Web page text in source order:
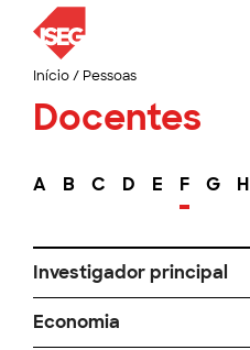
Início/ Pessoas
Docentes
A B C D E F G H
Investigador principal
Economia